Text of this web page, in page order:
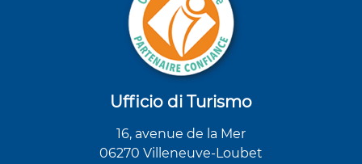
Ufficio di Turismo
16, avenue de la Mer
06270 Villeneuve-Loubet